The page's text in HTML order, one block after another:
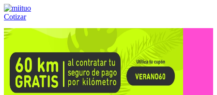
Cotizar
Llámanos al:(55) 84-21-05-00 ó